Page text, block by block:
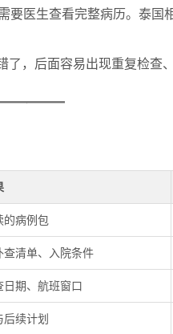
医生查看完整病历。泰
，后面容易出现重复检查
的病例包
查清单、入院条件
日期、航班窗口
后续计划